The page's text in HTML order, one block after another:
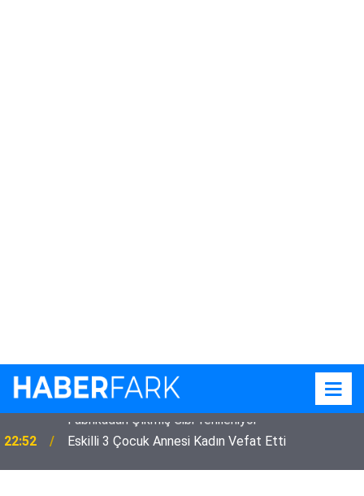
22:52 Eskilli 3 Çocuk Annesi Kadın Vefat Etti